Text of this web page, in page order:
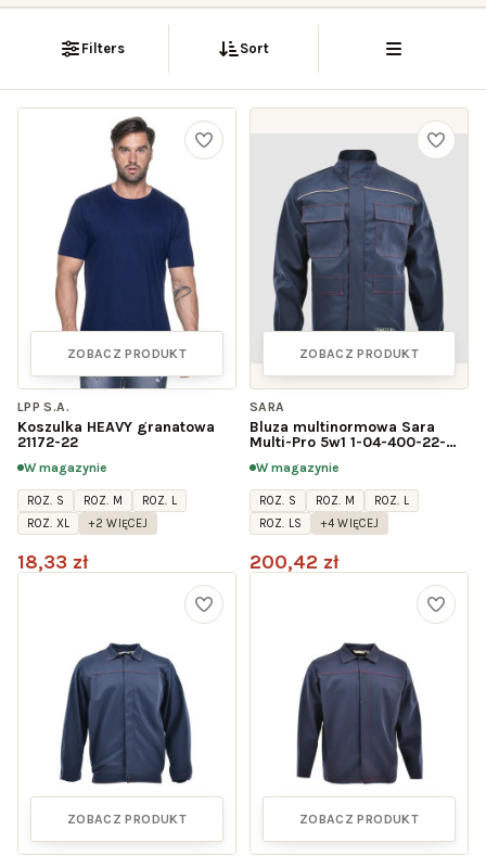
Filters Sort
ZOBACZ PRODUKT
LPP S.A.
Koszulka HEAVY granatowa
21172-22
W magazynie
ROZ. S ROZ. M
ROZ. L
ROZ. XL
+2 WIĘCEJ
18,33 zł
ZOBACZ PRODUKT
SARA
Bluza multinormowa Sara
Multi-Pro 5w1 1-04-400-22-
W magazynie
ROZ. S ROZ. M
ROZ. L
ROZ. LS
+4 WIĘCEJ
200,42 zł
ZOBACZ PRODUKT ZOBACZ PRODUKT